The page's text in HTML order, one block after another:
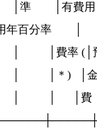
│準        │
年百分率        │
│          │費
│          │＊)
│          │      │費